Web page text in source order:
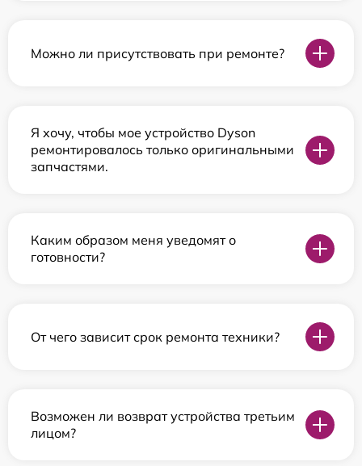
Можно ли присутствовать при ремонте?
Я хочу, чтобы мое устройство Dyson
ремонтировалось только оригинальными
запчастями.
Каким образом меня уведомят о
готовности?
От чего зависит срок ремонта техники?
Возможен ли возврат устройства третьим
лицом?